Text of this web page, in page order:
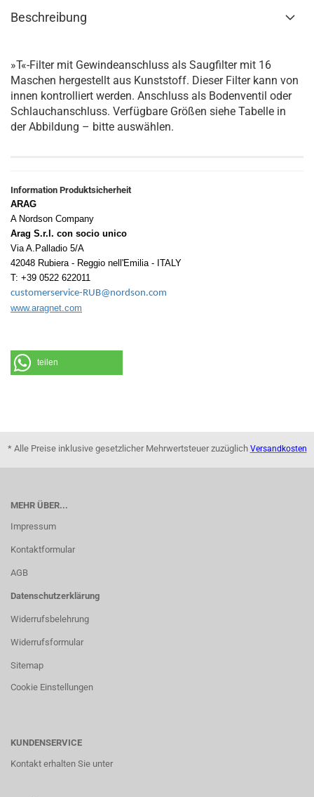
Beschreibung
»T«-Filter mit Gewindeanschluss als Saugfilter mit 16
Maschen hergestellt aus Kunststoff. Dieser Filter kann von
innen kontrolliert werden. Anschluss als Bodenventil oder
Schlauchanschluss. Verfügbare Größen siehe Tabelle in
der Abbildung – bitte auswählen.
Information Produktsicherheit
ARAG
A Nordson Company
Arag S.r.l. con socio unico
Via A.Palladio 5/A
42048 Rubiera - Reggio nell'Emilia - ITALY
T: +39 0522 622011
customerservice-RUB@nordson.com
www.aragnet.com
teilen
* Alle Preise inklusive gesetzlicher Mehrwertsteuer zuzüglich Versandkosten
MEHR ÜBER...
Impressum
Kontaktformular
AGB
Datenschutzerklärung
Widerrufsbelehrung
Widerrufsformular
Sitemap
Cookie Einstellungen
KUNDENSERVICE
Kontakt erhalten Sie unter